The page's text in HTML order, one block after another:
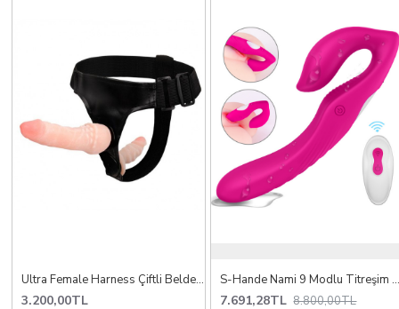
Ultra Female Harness Çiftli Belden Bağlamalı
3.200,00TL
S-Hande Nami 9 Modlu Titreşim ve
7.691,28TL 8.800,00TL